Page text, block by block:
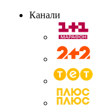
Канали